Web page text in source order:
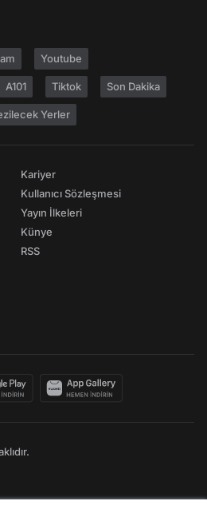
Youtube
A101 Tiktok Son Dakika
Yerler
Kariyer
Kullanıcı Sözleşmesi
Yayın İlkeleri
Künye
RSS